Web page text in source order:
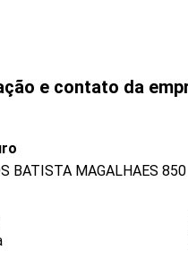
e contato da
BATISTA MAGALHAES 850